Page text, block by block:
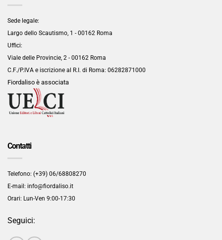
Sede legale:
Largo dello Scautismo, 1 - 00162 Roma
Uffici:
Viale delle Provincie, 2 - 00162 Roma
C.F./P.IVA e iscrizione al R.I. di Roma: 06282871000
Fiordaliso è associata
Contatti
Telefono: (+39) 06/68808270
E-mail: info@fiordaliso.it
Orari: Lun-Ven 9:00-17:30
Seguici: